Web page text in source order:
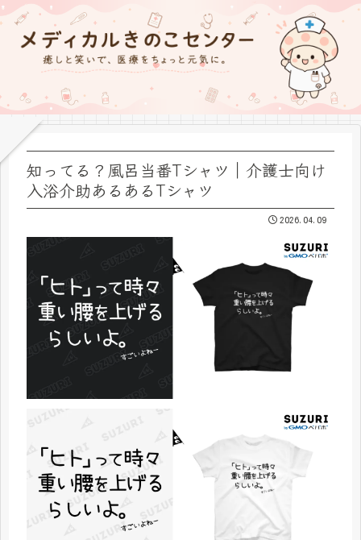
知ってる？風呂当番Tシャツ｜介護士向け
入浴介助あるあるTシャツ
2026.04.09